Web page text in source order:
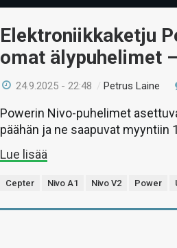
Elektroniikkaketju
omat älypuhelimet
24.9.2025 - 22:48 /Petrus Laine
Powerin Nivo-puhelimet
päähän ja ne saapuvat myyntiin
Lue lisää
Cepter Nivo A1 Nivo V2 Power